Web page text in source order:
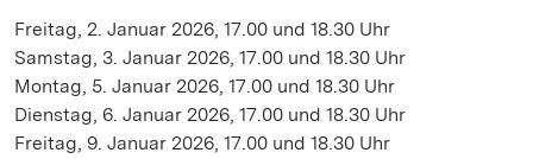
Freitag, 2. Januar 2026, 17.00 und 18.30 Uhr
Samstag, 3. Januar 2026, 17.00 und 18.30 Uhr
Montag, 5. Januar 2026, 17.00 und 18.30 Uhr
Dienstag, 6. Januar 2026, 17.00 und 18.30 Uhr
Freitag, 9. Januar 2026, 17.00 und 18.30 Uhr